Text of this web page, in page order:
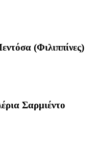
(Φιλιππίνες)
Σαρμιέντο